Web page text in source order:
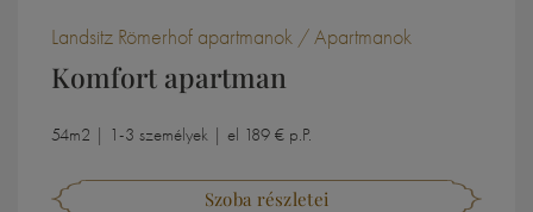
Landsitz Römerhof apartmanok / Apartmanok
Komfort apartman
54m2 | 1-3 személyek | el 189 € p.P.
Szoba részletei